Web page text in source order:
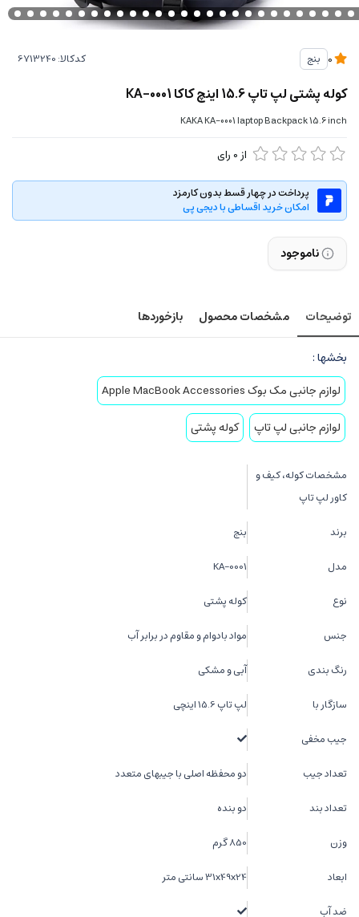
بنج کدکالا:
کوله پشتی لپ تاپ 15.6 اینچ کاکا KA-0001
KAKA KA-0001 laptop Backpack 15.6 inch
از 0 رای
پرداخت در چهار قسط بدون کارمزد
امکان خرید اقساطی با دیجی پی
ناموجود
توضیحات مشخصات محصول بازخوردها
بخشها :
لوازم جانبی مک بوک Apple MacBook Accessories
لوازم جانبی لپ تاپ
کوله پشتی
مشخصات کوله، کیف و
کاور لپ تاپ
برند بنج
مدل KA-0001
نوع کوله پشتی
جنس مواد بادوام و مقاوم در برابر آب
رنگ بندی آبی و مشکی
سازگار با لپ تاپ 15.6 اینچی
جیب مخفی
تعداد جیب دو محفظه اصلی با جیبهای متعدد
تعداد بند دو بنده
وزن 850 گرم
ابعاد 31x49x24 سانتی متر
ضد آب